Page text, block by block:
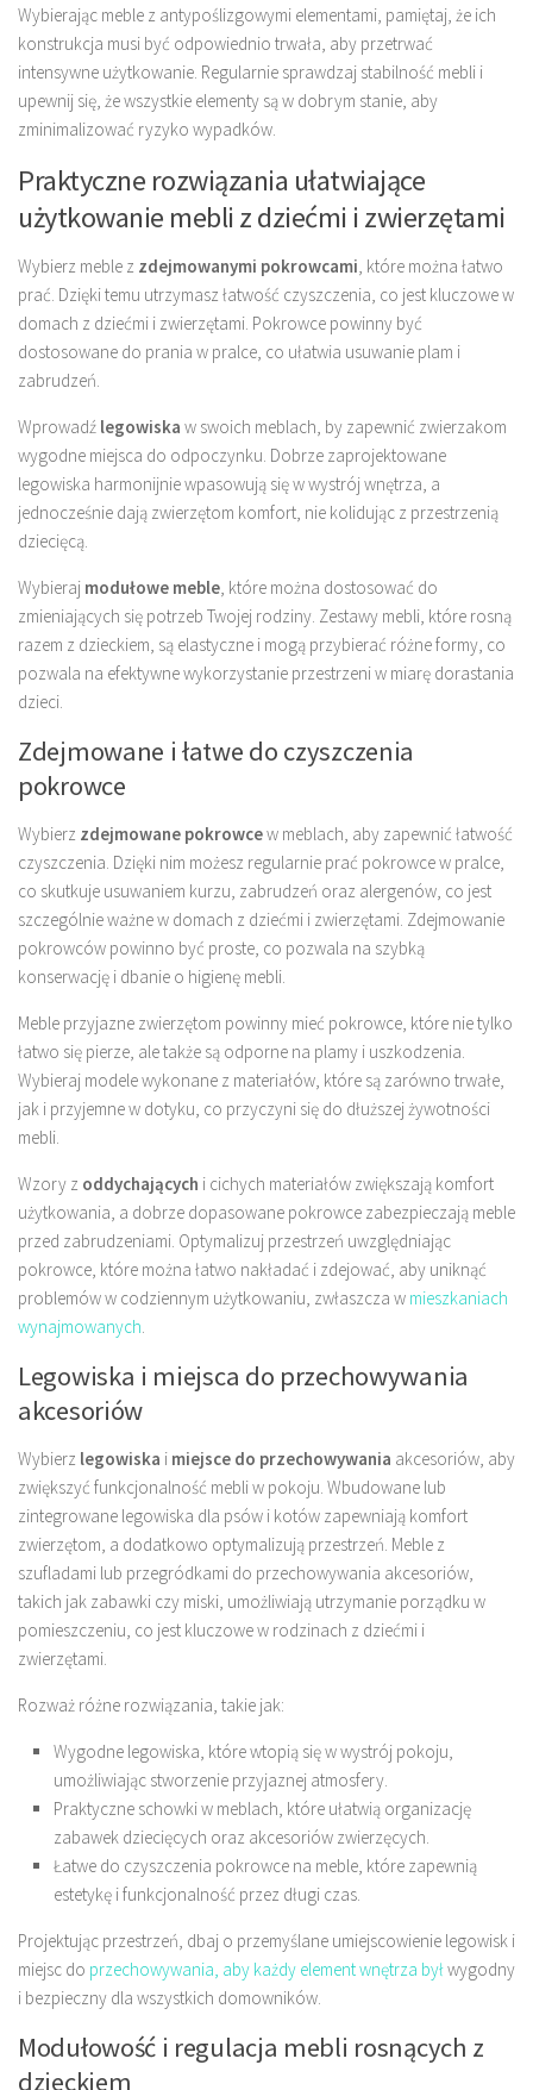
Wybierając meble z antypоślizgowymi elementami, pamiętaj, że ich
konstrukcja musi być odpowiednio trwała, aby przetrwać
intensywne użytkowanie. Regularnie sprawdzaj stabilność mebli i
upewnij się, że wszystkie elementy są w dobrym stanie, aby
zminimalizować ryzyko wypadków.
Praktyczne rozwiązania ułatwiające
użytkowanie mebli z dziećmi i zwierzętami
Wybierz meble z zdejmowanymi pokrowcami, które można łatwo
prać. Dzięki temu utrzymasz łatwość czyszczenia, co jest kluczowe w
domach z dziećmi i zwierzętami. Pokrowce powinny być
dostosowane do prania w pralce, co ułatwia usuwanie plam i
zabrudzeń.
Wprowadź legowiska w swoich meblach, by zapewnić zwierzakom
wygodne miejsca do odpoczynku. Dobrze zaprojektowane
legowiska harmonijnie wpasowują się w wystrój wnętrza, a
jednocześnie dają zwierzętom komfort, nie kolidując z przestrzenią
dziecięcą.
Wybieraj modułowe meble, które można dostosować do
zmieniających się potrzeb Twojej rodziny. Zestawy mebli, które rosną
razem z dzieckiem, są elastyczne i mogą przybierać różne formy, co
pozwala na efektywne wykorzystanie przestrzeni w miarę dorastania
dzieci.
Zdejmowane i łatwe do czyszczenia
pokrowce
Wybierz zdejmowane pokrowcew meblach, aby zapewnić łatwość
czyszczenia. Dzięki nim możesz regularnie prać pokrowce w pralce,
co skutkuje usuwaniem kurzu, zabrudzeń oraz alergenów, co jest
szczególnie ważne w domach z dziećmi i zwierzętami. Zdejmowanie
pokrowców powinno być proste, co pozwala na szybką
konserwację i dbanie o higienę mebli.
Meble przyjazne zwierzętom powinny mieć pokrowce, które nie tylko
łatwo się pierze, ale także są odporne na plamy i uszkodzenia.
Wybieraj modele wykonane z materiałów, które są zarówno trwałe,
jak i przyjemne w dotyku, co przyczyni się do dłuższej żywotności
mebli.
Wzory z oddychających i cichych materiałów zwiększają komfort
użytkowania, a dobrze dopasowane pokrowce zabezpieczają meble
przed zabrudzeniami. Optymalizuj przestrzeń uwzględniając
pokrowce, które można łatwo nakładać i zdejować, aby uniknąć
problemów w codziennym użytkowaniu, zwłaszcza w mieszkaniach
wynajmowanych.
Legowiska i miejsca do przechowywania
akcesoriów
Wybierz legowiska i miejsce do przechowywania akcesoriów, aby
zwiększyć funkcjonalność mebli w pokoju. Wbudowane lub
zintegrowane legowiska dla psów i kotów zapewniają komfort
zwierzętom, a dodatkowo optymalizują przestrzeń. Meble z
szufladami lub przegródkami do przechowywania akcesoriów,
takich jak zabawki czy miski, umożliwiają utrzymanie porządku w
pomieszczeniu, co jest kluczowe w rodzinach z dziećmi i
zwierzętami.
Rozważ różne rozwiązania, takie jak:
Wygodne legowiska, które wtopią się w wystrój pokoju,
umożliwiając stworzenie przyjaznej atmosfery.
Praktyczne schowki w meblach, które ułatwią organizację
zabawek dziecięcych oraz akcesoriów zwierzęcych.
Łatwe do czyszczenia pokrowce na meble, które zapewnią
estetykę i funkcjonalność przez długi czas.
Projektując przestrzeń, dbaj o przemyślane umiejscowienie legowisk i
miejsc do przechowywania, aby każdy element wnętrza byłwygodny
i bezpieczny dla wszystkich domowników.
Modułowość i regulacja mebli rosnących z
dzieckiem